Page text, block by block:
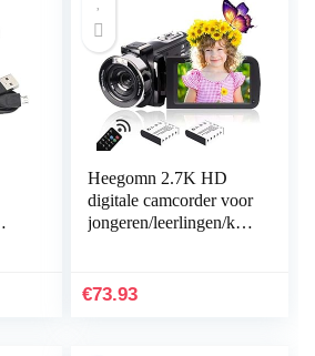
Heegomn 2.7K HD
digitale camcorder voor
jongeren/leerlingen/kin
voor YouTube…
€73.93